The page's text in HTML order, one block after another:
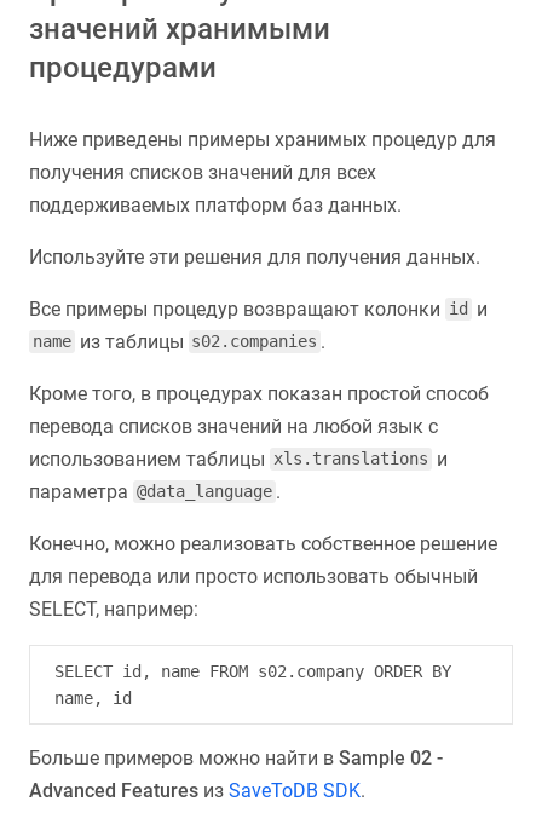
значений хранимыми
процедурами
Ниже приведены примеры хранимых процедур для
получения списков значений для всех
поддерживаемых платформ баз данных.
Используйте эти решения для получения данных.
Все примеры процедур возвращают колонки id и
name из таблицы s02.companies .
Кроме того, в процедурах показан простой способ
перевода списков значений на любой язык с
использованием таблицы xls.translations и
параметра @data_language .
Конечно, можно реализовать собственное решение
для перевода или просто использовать обычный
SELECT, например:
SELECT id, name FROM s02.company ORDER BY
Больше примеров можно найти в Sample 02 -
Advanced Features из SaveToDB SDK.